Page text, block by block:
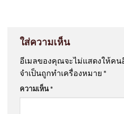
ใส่ความเห็น
อีเมลของคุณจะไม่แสดงให้คน
จำเป็นถูกทำเครื่องหมาย *
ความเห็น*